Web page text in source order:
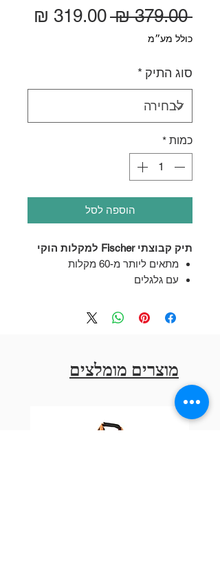
‏379.00 ‏₪ מחיר רגיל
כולל מע״מ
סוג התיק *
כמות *
הוספה לסל
תיק קבוצתי Fischer למקלות הוקי
מתאים ליותר מ-60 מקלות
עם גלגלים
מידות: 61 על 25 על 188 ס"מ
מוצרים מומלצים